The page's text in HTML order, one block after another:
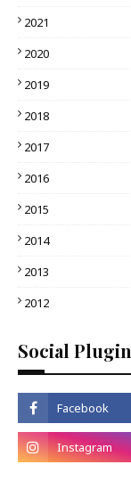
2021
2020
2019
2018
2017
2016
2015
2014
2013
2012
Social Plugin